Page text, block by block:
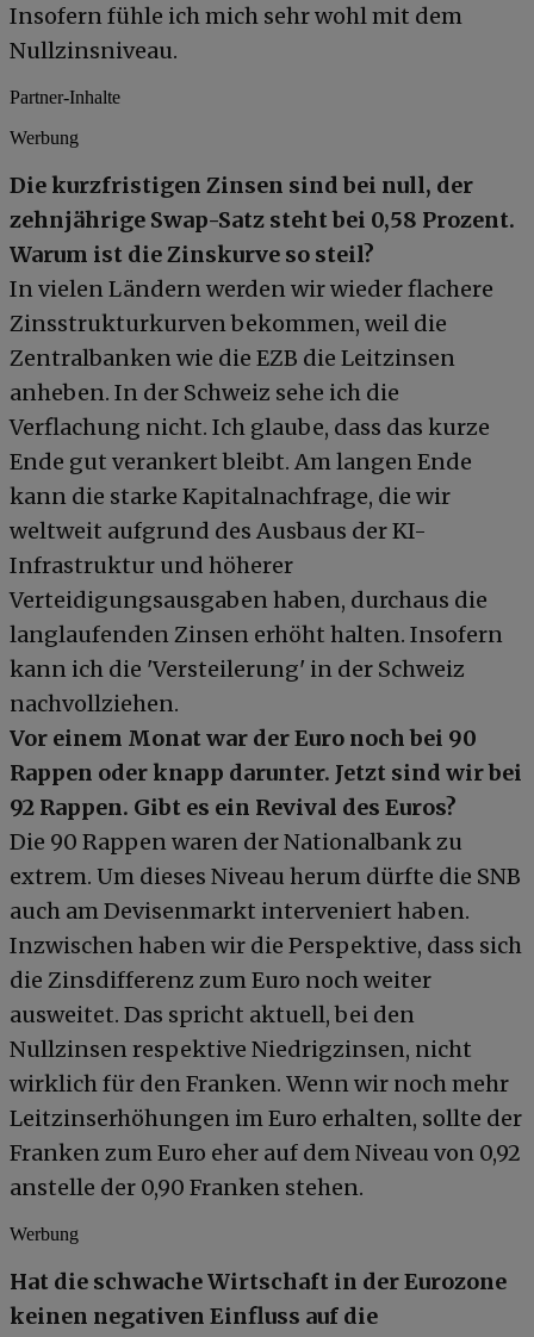
Insofern fühle ich mich sehr wohl mit dem
Nullzinsniveau.
Partner-Inhalte
Werbung
Die kurzfristigen Zinsen sind bei null, der
zehnjährige Swap-Satz steht bei 0,58 Prozent.
Warum ist die Zinskurve so steil?
In vielen Ländern werden wir wieder flachere
Zinsstrukturkurven bekommen, weil die
Zentralbanken wie die EZB die Leitzinsen
anheben. In der Schweiz sehe ich die
Verflachung nicht. Ich glaube, dass das kurze
Ende gut verankert bleibt. Am langen Ende
kann die starke Kapitalnachfrage, die wir
weltweit aufgrund des Ausbaus der KI-
Infrastruktur und höherer
Verteidigungsausgaben haben, durchaus die
langlaufenden Zinsen erhöht halten. Insofern
kann ich die 'Versteilerung' in der Schweiz
nachvollziehen.
Vor einem Monat war der Euro noch bei 90
Rappen oder knapp darunter. Jetzt sind wir bei
92 Rappen. Gibt es ein Revival des Euros?
Die 90 Rappen waren der Nationalbank zu
extrem. Um dieses Niveau herum dürfte die SNB
auch am Devisenmarkt interveniert haben.
Inzwischen haben wir die Perspektive, dass sich
die Zinsdifferenz zum Euro noch weiter
ausweitet. Das spricht aktuell, bei den
Nullzinsen respektive Niedrigzinsen, nicht
wirklich für den Franken. Wenn wir noch mehr
Leitzinserhöhungen im Euro erhalten, sollte der
Franken zum Euro eher auf dem Niveau von 0,92
anstelle der 0,90 Franken stehen.
Werbung
Hat die schwache Wirtschaft in der Eurozone
keinen negativen Einfluss auf die